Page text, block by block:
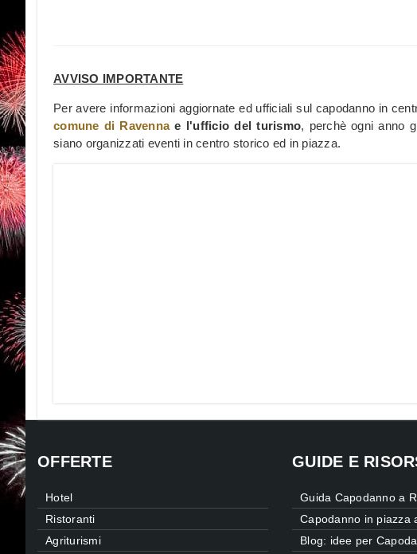
AVVISO IMPORTANTE
Per avere informazioni aggiornate ed ufficiali sul capodanno in
comune di Ravennae l'ufficio del turismo, perchè ogni anno
siano organizzati eventi in centro storico ed in piazza.
OFFERTE
Hotel
Ristoranti
Agriturismi
GUIDE E
Guida Capodanno a
Capodanno in piazza
Blog: idee per